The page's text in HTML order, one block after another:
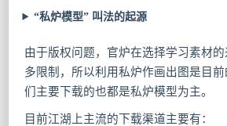
“私炉模型” 叫法的起源
由于版权问题，官炉在选择学习素材
多限制，所以利用私炉作画出图是目
们主要下载的也都是私炉模型为主。
目前江湖上主流的下载渠道主要有：